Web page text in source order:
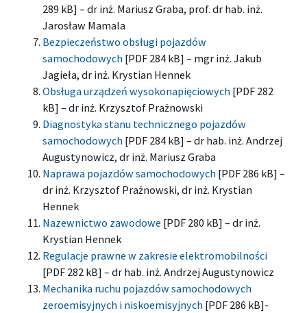
289 kB] – dr inż. Mariusz Graba, prof. dr hab. inż.
Jarosław Mamala
Bezpieczeństwo obsługi pojazdów
samochodowych [PDF 284 kB] – mgr inż. Jakub
Jagieła, dr inż. Krystian Hennek
Obsługa urządzeń wysokonapięciowych [PDF 282
kB] – dr inż. Krzysztof Prażnowski
Diagnostyka stanu technicznego pojazdów
samochodowych [PDF 284 kB] – dr hab. inż. Andrzej
Augustynowicz, dr inż. Mariusz Graba
Naprawa pojazdów samochodowych [PDF 286 kB] –
dr inż. Krzysztof Prażnowski, dr inż. Krystian
Hennek
Nazewnictwo zawodowe [PDF 280 kB] – dr inż.
Krystian Hennek
Regulacje prawne w zakresie elektromobilności
[PDF 282 kB] – dr hab. inż. Andrzej Augustynowicz
Mechanika ruchu pojazdów samochodowych
zeroemisyjnych i niskoemisyjnych [PDF 286 kB]-